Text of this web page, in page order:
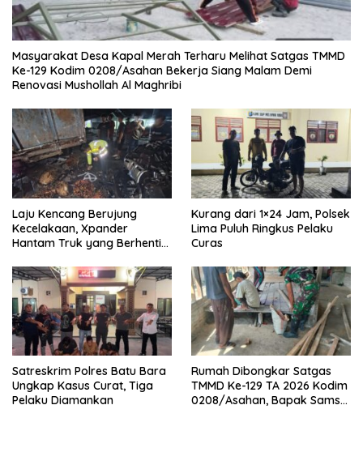
Masyarakat Desa Kapal Merah Terharu Melihat Satgas TMMD
Ke-129 Kodim 0208/Asahan Bekerja Siang Malam Demi
Renovasi Mushollah Al Maghribi
Laju Kencang Berujung
Kecelakaan, Xpander
Hantam Truk yang Berhenti
Kurang dari 1×24 Jam, Polsek
Lima Puluh Ringkus Pelaku
Curas
Satreskrim Polres Batu Bara
Ungkap Kasus Curat, Tiga
Pelaku Diamankan
Rumah Dibongkar Satgas
TMMD Ke-129 TA 2026 Kodim
0208/Asahan, Bapak Samsul